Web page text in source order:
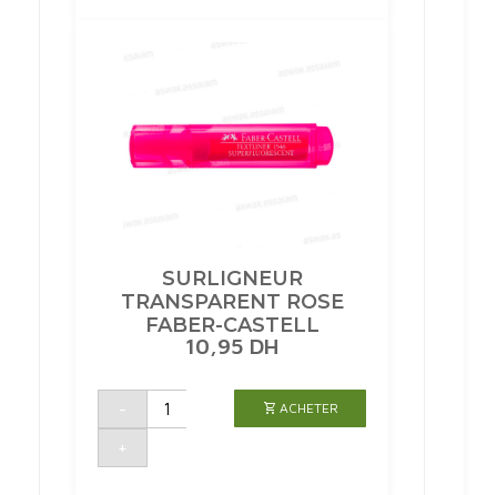
SURLIGNEUR
TRANSPARENT ROSE
FABER-CASTELL
10,95 DH
-
quantité
SURLIGNEUR
FABER-
+
ACHETER